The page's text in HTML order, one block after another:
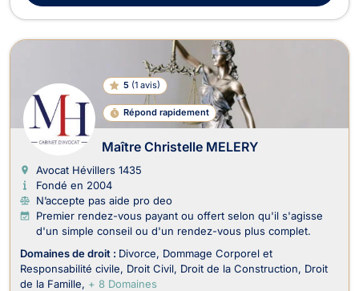
5 (1 avis)
Répond rapidement
Maître Christelle MELERY
Avocat Hévillers 1435
Fondé en 2004
N’accepte pas aide pro deo
Premier rendez-vous payant ou offert selon qu'il s'agisse
d'un simple conseil ou d'un rendez-vous plus complet.
Domaines de droit : Divorce
Dommage Corporel et
Responsabilité civile
Droit Civil Droit de la Construction
Droit
de la Famille
+ 8 Domaines